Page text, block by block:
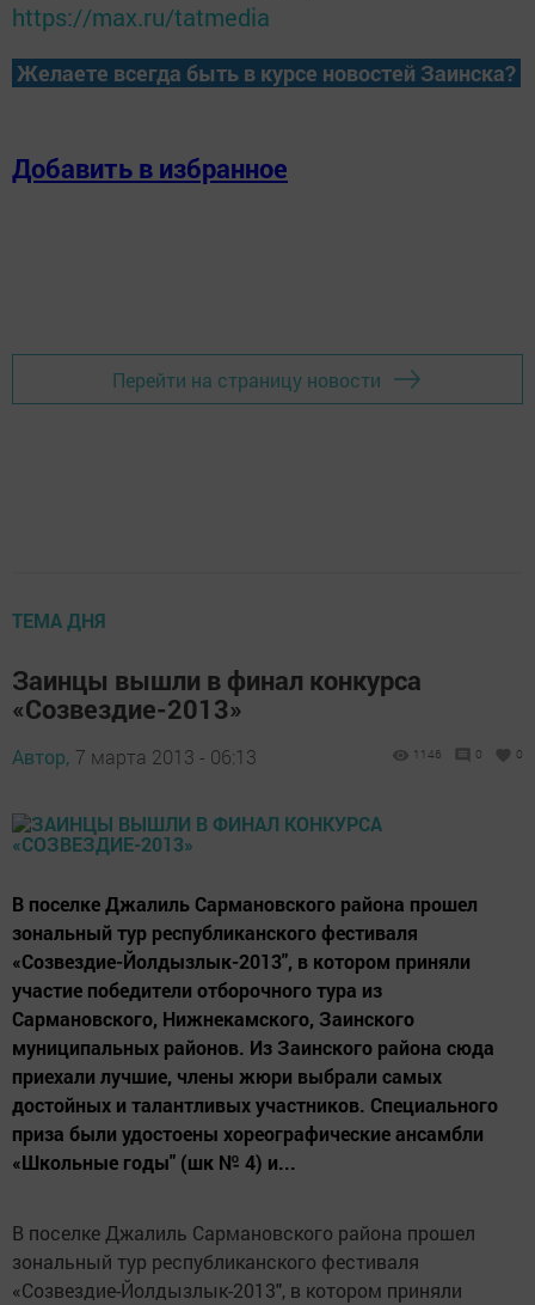
https://max.ru/tatmedia
Желаете всегда быть в курсе новостей Заинска?
Добавить в избранное
Перейти на страницу новости
ТЕМА ДНЯ
Заинцы вышли в финал конкурса
«Созвездие-2013»
Автор, 7 марта 2013 - 06:13 1146 0 0
В поселке Джалиль Сармановского района прошел
зональный тур республиканского фестиваля
«Созвездие-Йолдызлык-2013", в котором приняли
участие победители отборочного тура из
Сармановского, Нижнекамского, Заинского
муниципальных районов. Из Заинского района сюда
приехали лучшие, члены жюри выбрали самых
достойных и талантливых участников. Специального
приза были удостоены хореографические ансамбли
«Школьные годы" (шк № 4) и...
В поселке Джалиль Сармановского района прошел
зональный тур республиканского фестиваля
«Созвездие-Йолдызлык-2013", в котором приняли